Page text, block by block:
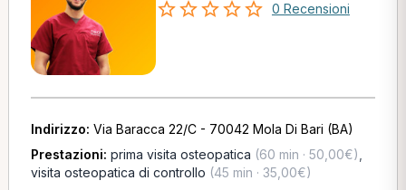
0 Recensioni
Indirizzo: Via Baracca 22/C - 70042 Mola Di Bari (BA)
Prestazioni: prima visita osteopatica (60 min · 50,00€)
visita osteopatica di controllo (45 min · 35,00€)